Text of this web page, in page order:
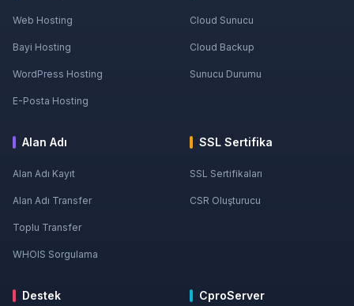
Web Hosting
Bayi Hosting
WordPress Hosting
E-Posta Hosting
Cloud Sunucu
Cloud Backup
Sunucu Durumu
Alan Adı
Alan Adı Kayıt
Alan Adı Transfer
Toplu Transfer
WHOIS Sorgulama
SSL Sertifika
SSL Sertifikaları
CSR Oluşturucu
Destek CproServer